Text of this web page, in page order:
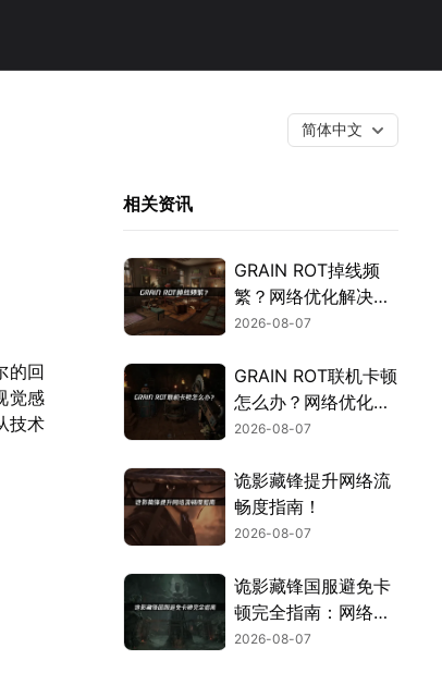
简体中文
的回
觉感
技术
相关资讯
GRAIN ROT掉线频
繁？网络优化解决指
南！
2026-08-07
GRAIN ROT联机卡顿
怎么办？网络优化解
决方案！
2026-08-07
诡影藏锋提升网络流
畅度指南！
2026-08-07
诡影藏锋国服避免卡
顿完全指南：网络优
化与解决技巧！
2026-08-07